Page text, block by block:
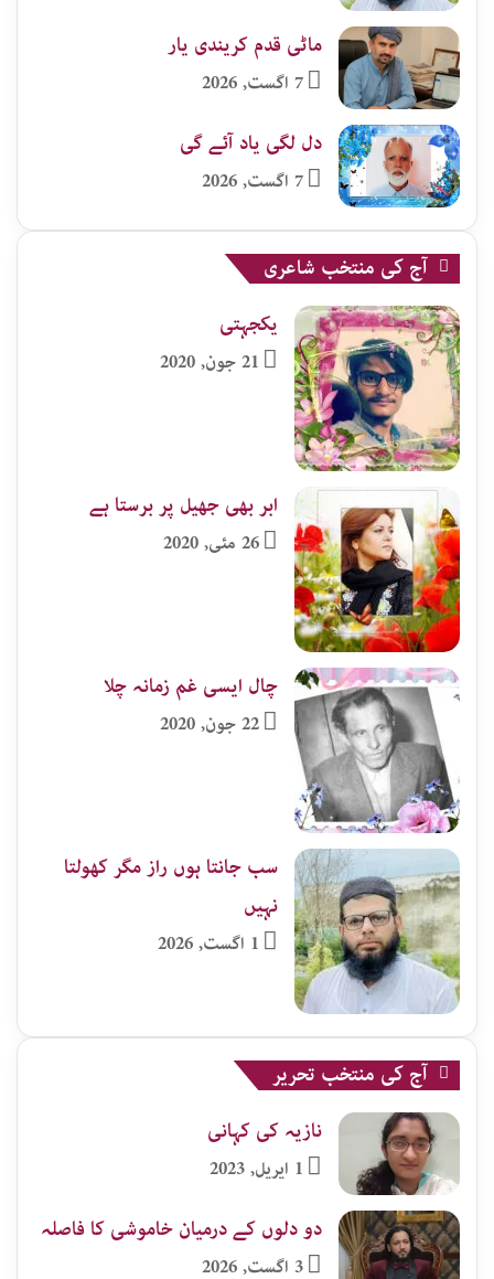
ماٹی قدم کریندی یار
7 اگست, 2026
دل لگی یاد آئے گی
7 اگست, 2026
آج کی منتخب شاعری
یکجہتی
21 جون, 2020
ابر بھی جھیل پر برستا ہے
26 مئی, 2020
چال ایسی غم زمانہ چلا
22 جون, 2020
سب جانتا ہوں راز مگر کھولتا
نہیں
1 اگست, 2026
آج کی منتخب تحریر
نازیہ کی کہانی
1 اپریل, 2023
دو دلوں کے درمیان خاموشی کا فاصلہ
3 اگست, 2026